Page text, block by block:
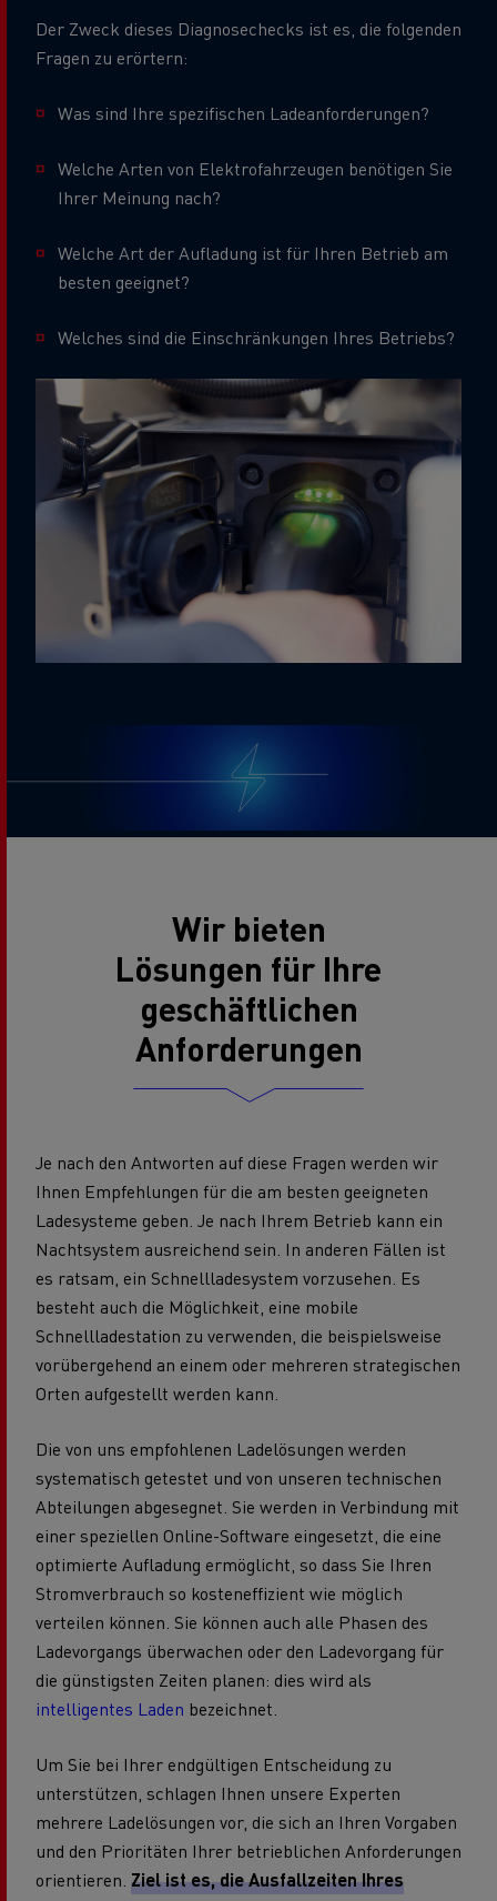
Der Zweck dieses Diagnosechecks ist es, die folgenden
Fragen zu erörtern:
Was sind Ihre spezifischen Ladeanforderungen?
Welche Arten von Elektrofahrzeugen benötigen Sie
Ihrer Meinung nach?
Welche Art der Aufladung ist für Ihren Betrieb am
besten geeignet?
Welches sind die Einschränkungen Ihres Betriebs?
Wir bieten
Lösungen für Ihre
geschäftlichen
Anforderungen
Je nach den Antworten auf diese Fragen werden wir
Ihnen Empfehlungen für die am besten geeigneten
Ladesysteme geben. Je nach Ihrem Betrieb kann ein
Nachtsystem ausreichend sein. In anderen Fällen ist
es ratsam, ein Schnellladesystem vorzusehen. Es
besteht auch die Möglichkeit, eine mobile
Schnellladestation zu verwenden, die beispielsweise
vorübergehend an einem oder mehreren strategischen
Orten aufgestellt werden kann.
Die von uns empfohlenen Ladelösungen werden
systematisch getestet und von unseren technischen
Abteilungen abgesegnet. Sie werden in Verbindung mit
einer speziellen Online-Software eingesetzt, die eine
optimierte Aufladung ermöglicht, so dass Sie Ihren
Stromverbrauch so kosteneffizient wie möglich
verteilen können. Sie können auch alle Phasen des
Ladevorgangs überwachen oder den Ladevorgang für
die günstigsten Zeiten planen: dies wird als
intelligentes Laden bezeichnet.
Um Sie bei Ihrer endgültigen Entscheidung zu
unterstützen, schlagen Ihnen unsere Experten
mehrere Ladelösungen vor, die sich an Ihren Vorgaben
und den Prioritäten Ihrer betrieblichen Anforderungen
orientieren. Ziel ist es, die Ausfallzeiten Ihres